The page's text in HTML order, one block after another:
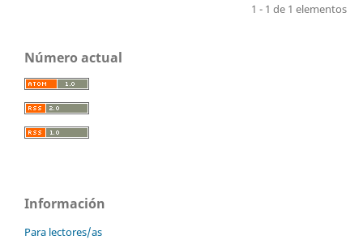
1 - 1 de 1 elementos
Número actual
Información
Para lectores/as